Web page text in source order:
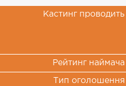
Кастинг проводить
Рейтинг наймача
Тип оголошення